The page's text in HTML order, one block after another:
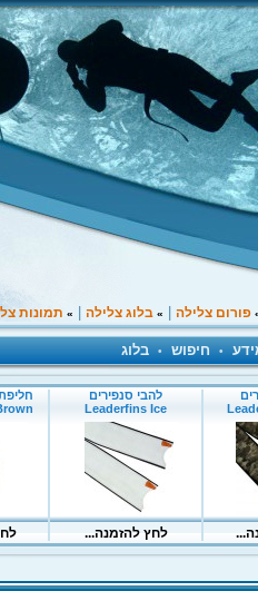
פורום צלילה » בלוג צלילה » תמונות
• חיפוש • בלוג